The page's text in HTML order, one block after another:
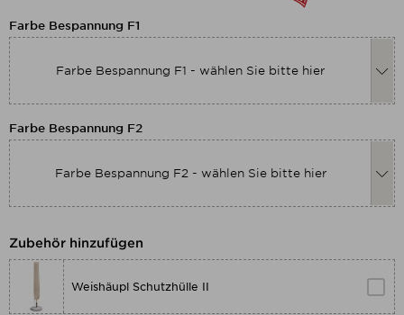
Nachfolgend können Sie das
Farbe Bespannung F1
Farbe Bespannung F1 - wählen Sie bitte hier
Nachfolgend können Sie das
Farbe Bespannung F2
Farbe Bespannung F2 - wählen Sie bitte hier
Zubehör hinzufügen
Weishäupl Schutzhülle II